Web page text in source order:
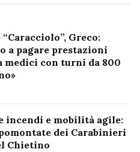
Greco:
a pagare prestazioni
medici con turni da 800
incendi e mobilità agile:
dei Carabinieri
Chietino